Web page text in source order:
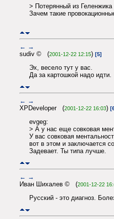
> Потерянный из Геленжика
Зачем такие
← →
sudiv © (2001-12-22 12:15) [5]
Эх, весело тут у вас.
Да за картошкой надо идти.
← →
XPDeveloper (2001-12-22 16:03)
evgeg:
> А у нас еще совковая
У вас совковая
вот в этом и заключается
Задевает. Ты типа лучше.
← →
Иван Шихалев © (2001-12-22
Русский - это диагноз.